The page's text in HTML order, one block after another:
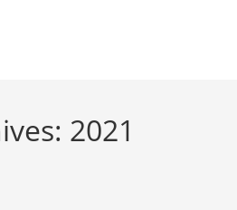
2021